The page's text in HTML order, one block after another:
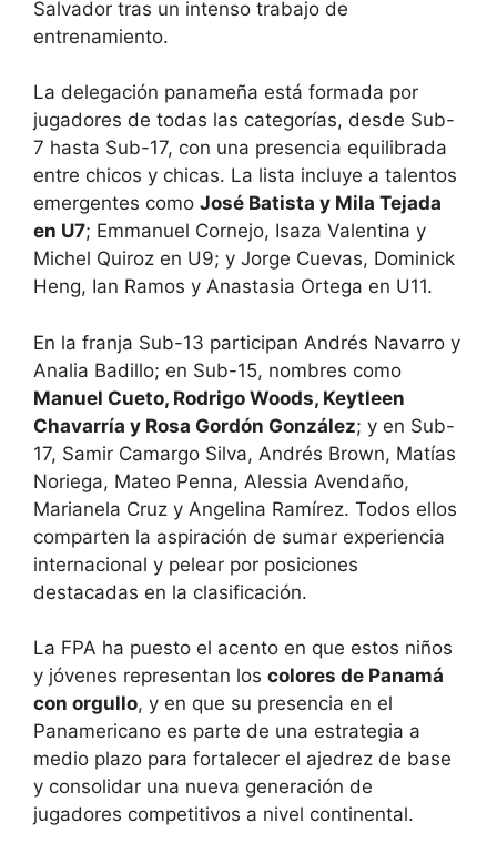
Salvador tras un intenso trabajo de
entrenamiento.
La delegación panameña está formada por
jugadores de todas las categorías, desde Sub-
7 hasta Sub-17, con una presencia equilibrada
entre chicos y chicas. La lista incluye a talentos
emergentes como José Batista y Mila Tejada
en U7; Emmanuel Cornejo, Isaza Valentina y
Michel Quiroz en U9; y Jorge Cuevas, Dominick
Heng, Ian Ramos y Anastasia Ortega en U11.
En la franja Sub-13 participan Andrés Navarro y
Analia Badillo; en Sub-15, nombres como
Manuel Cueto, Rodrigo Woods, Keytleen
Chavarría y Rosa Gordón González; y en Sub-
17, Samir Camargo Silva, Andrés Brown, Matías
Noriega, Mateo Penna, Alessia Avendaño,
Marianela Cruz y Angelina Ramírez. Todos ellos
comparten la aspiración de sumar experiencia
internacional y pelear por posiciones
destacadas en la clasificación.
La FPA ha puesto el acento en que estos niños
y jóvenes representan los colores de Panamá
con orgullo, y en que su presencia en el
Panamericano es parte de una estrategia a
medio plazo para fortalecer el ajedrez de base
y consolidar una nueva generación de
jugadores competitivos a nivel continental.